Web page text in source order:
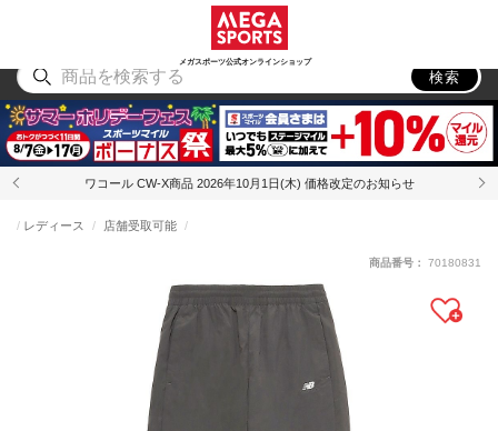
メガスポーツ公式オンラインショップ
アウトドア
検索
ワコール CW-X商品 2026年10月1日(木) 価格改定のお知らせ
レディース 店舗受取可能
商品番号： 70180831